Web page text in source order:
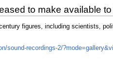
to make available
figures, including scientists,
sound-recordings-2/